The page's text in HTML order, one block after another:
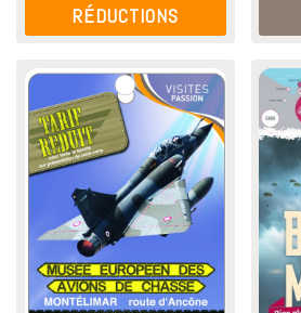
RÉDUCTIONS